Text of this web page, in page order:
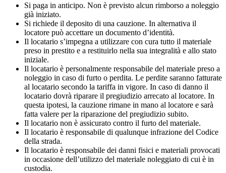
Si paga in anticipo. Non è previsto alcun rimborso a noleggio
già iniziato.
Si richiede il deposito di una cauzione. In alternativa il
locatore può accettare un documento d’identità.
Il locatario s’impegna a utilizzare con cura tutto il materiale
preso in prestito e a restituirlo nella sua integralità e allo stato
iniziale.
Il locatario è personalmente responsabile del materiale preso a
noleggio in caso di furto o perdita. Le perdite saranno fatturate
al locatario secondo la tariffa in vigore. In caso di danno il
locatario dovrà riparare il pregiudizio arrecato al locatore. In
questa ipotesi, la cauzione rimane in mano al locatore e sarà
fatta valere per la riparazione del pregiudizio subito.
Il locatario non è assicurato contro il furto del materiale.
Il locatario è responsabile di qualunque infrazione del Codice
della strada.
Il locatario è responsabile dei danni fisici e materiali provocati
in occasione dell’utilizzo del materiale noleggiato di cui è in
custodia.